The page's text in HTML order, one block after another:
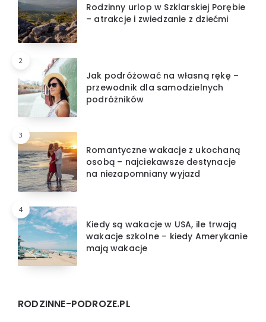
Rodzinny urlop w Szklarskiej Porębie
– atrakcje i zwiedzanie z dziećmi
2
Jak podróżować na własną rękę –
przewodnik dla samodzielnych
podróżników
3
Romantyczne wakacje z ukochaną
osobą – najciekawsze destynacje
na niezapomniany wyjazd
4
Kiedy są wakacje w USA, ile trwają
wakacje szkolne – kiedy Amerykanie
mają wakacje
RODZINNE-PODROZE.PL